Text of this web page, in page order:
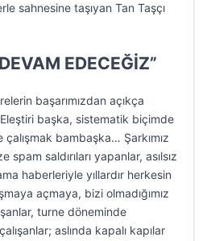
sahnesine taşıyan Tan Taşçı
EDECEĞİZ”
başarımızdan açıkça
başka, sistematik biçimde
bambaşka… Şarkımız
spam saldırıları yapanlar, asılsız
haberleriyle yıllardır herkesin
açmaya, bizi olmadığımız
turne döneminde
aslında kapalı kapılar